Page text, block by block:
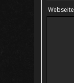
Webseite